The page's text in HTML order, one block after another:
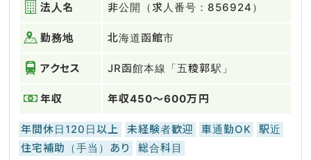
法人名 非公開（求人番号：856924）
勤務地 北海道函館市
アクセス JR函館本線「五稜郭駅」
年収 年収450～600万円
年間休日120日以上 未経験者歓迎 車通勤OK
駅近
住宅補助（手当）あり
総合科目